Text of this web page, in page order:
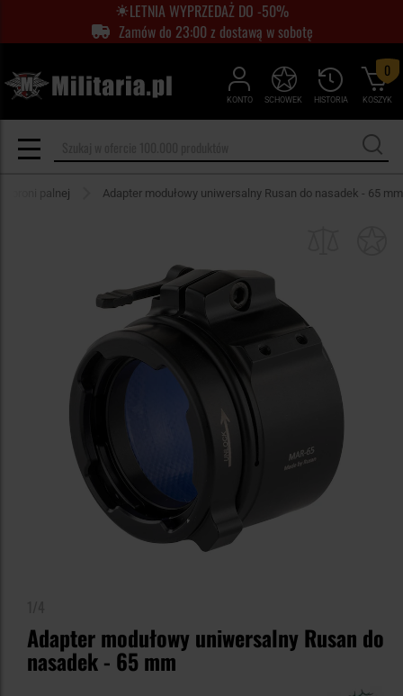
LETNIA WYPRZEDAŻ DO -50%
Zamów do 23:00 z dostawą w sobotę
KONTO HISTORIA
SCHOWEK KOSZYK
0
broni palnej Adapter modułowy uniwersalny Rusan do nasadek - 65 mm
Adapter modułowy uniwersalny Rusan do
nasadek - 65 mm